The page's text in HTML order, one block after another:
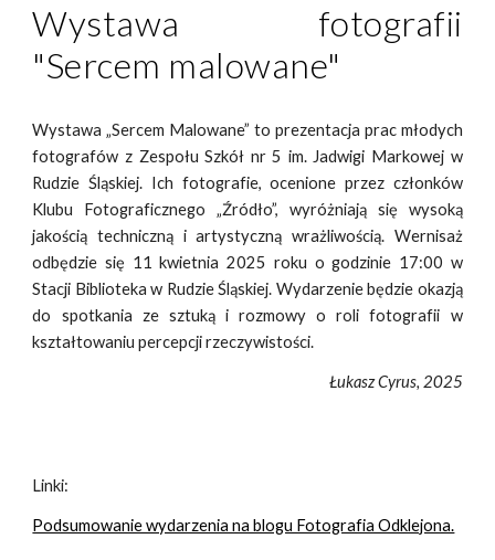
Wystawa fotografii
"Sercem malowane"
Wystawa „Sercem Malowane” to prezentacja prac młodych
fotografów z Zespołu Szkół nr 5 im. Jadwigi Markowej w
Rudzie Śląskiej. Ich fotografie, ocenione przez członków
Klubu Fotograficznego „Źródło”, wyróżniają się wysoką
jakością techniczną i artystyczną wrażliwością. Wernisaż
odbędzie się 11 kwietnia 2025 roku o godzinie 17:00 w
Stacji Biblioteka w Rudzie Śląskiej. Wydarzenie będzie okazją
do spotkania ze sztuką i rozmowy o roli fotografii w
kształtowaniu percepcji rzeczywistości.
Łukasz Cyrus, 2025
Linki:
Podsumowanie wydarzenia na blogu Fotografia Odklejona.